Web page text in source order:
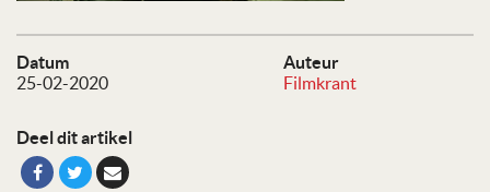
Datum
25-02-2020
Auteur
Filmkrant
Deel dit artikel